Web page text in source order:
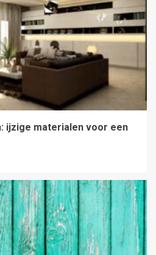
ijzige materialen voor een